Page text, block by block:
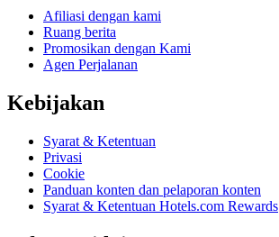
Afiliasi dengan kami
Ruang berita
Promosikan dengan Kami
Agen Perjalanan
Kebijakan
Syarat & Ketentuan
Privasi
Cookie
Panduan konten dan pelaporan konten
Syarat & Ketentuan Hotels.com Rewards